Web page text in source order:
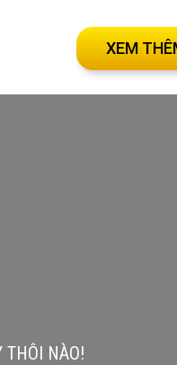
XEM
THÔI NÀO!